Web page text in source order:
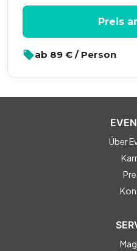
Preis
ab 89 € / Person
Über